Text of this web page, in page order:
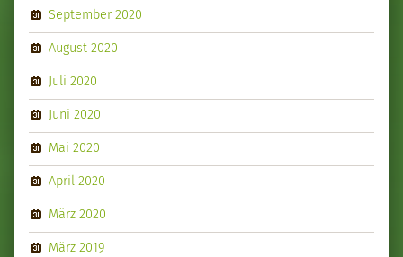
September 2020
August 2020
Juli 2020
Juni 2020
Mai 2020
April 2020
März 2020
März 2019